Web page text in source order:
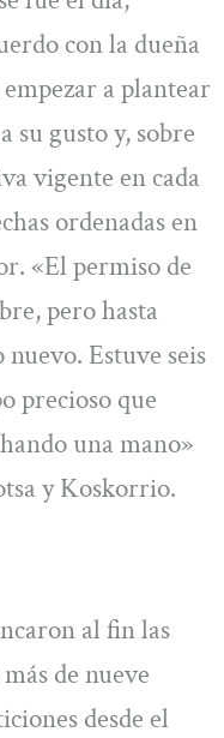
con la dueña
a plantear
su gusto y, sobre
vigente en cada
ordenadas en
«El permiso de
pero hasta
Estuve seis
precioso que
una mano»
y Koskorrio.
al fin las
de nueve
desde el